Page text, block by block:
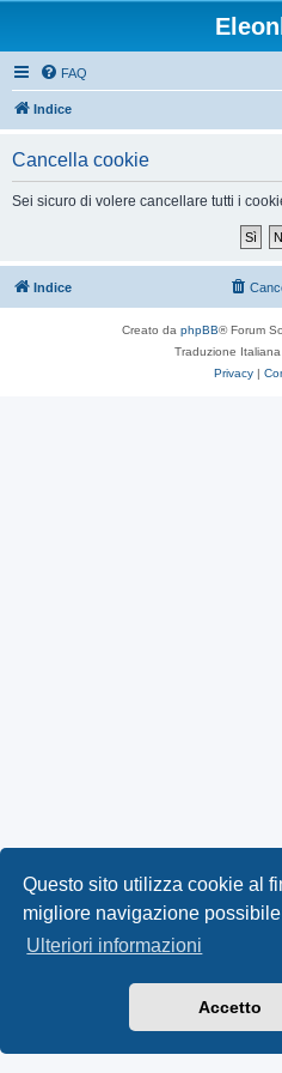
Questo sito utilizza cookie al
migliore navigazione possibile
Ulteriori informazioni
Accetto
FAQ
Indice
Cancella cookie
Sei sicuro di volere cancellare tutti i
Indice
Creato da phpBB® Forum
Traduzione Italiana
Privacy |